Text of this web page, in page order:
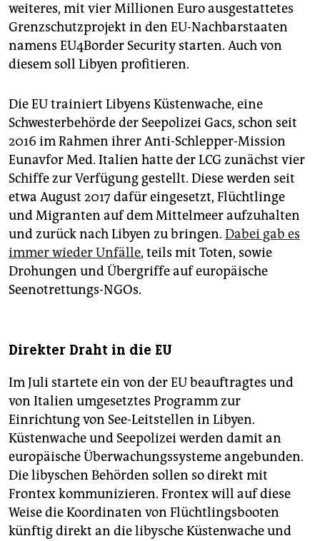
weiteres, mit vier Millionen Euro ausgestattetes
Grenzschutzprojekt in den EU-Nachbarstaaten
namens EU4Border Security starten. Auch von
diesem soll Libyen profitieren.
Die EU trainiert Libyens Küstenwache, eine
Schwesterbehörde der Seepolizei Gacs, schon seit
2016 im Rahmen ihrer Anti-Schlepper-Mission
Eunavfor Med. Italien hatte der LCG zunächst vier
Schiffe zur Verfügung gestellt. Diese werden seit
etwa August 2017 dafür eingesetzt, Flüchtlinge
und Migranten auf dem Mittelmeer aufzuhalten
und zurück nach Libyen zu bringen. Dabei gab es
immer wieder Unfälle, teils mit Toten, sowie
Drohungen und Übergriffe auf europäische
Seenotrettungs-NGOs.
Direkter Draht in die EU
Im Juli startete ein von der EU beauftragtes und
von Italien umgesetztes Programm zur
Einrichtung von See-Leitstellen in Libyen.
Küstenwache und Seepolizei werden damit an
europäische Überwachungssysteme angebunden.
Die libyschen Behörden sollen so direkt mit
Frontex kommunizieren. Frontex will auf diese
Weise die Koordinaten von Flüchtlingsbooten
künftig direkt an die libysche Küstenwache und